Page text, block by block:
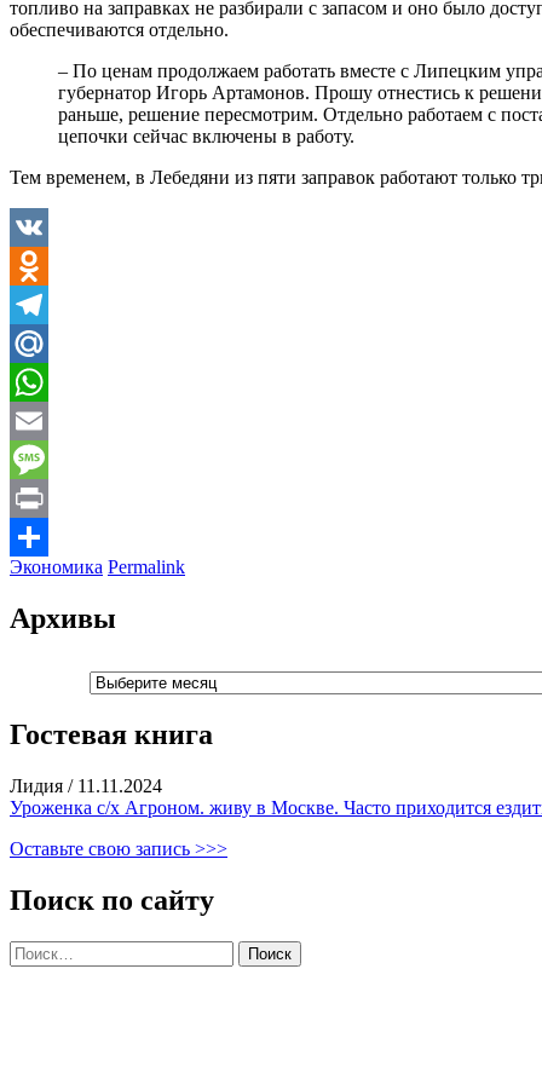
топливо на заправках не разбирали с запасом и оно было
обеспечиваются отдельно.
– По ценам продолжаем работать вместе с Липецким
губернатор Игорь Артамонов. Прошу отнестись к
раньше, решение пересмотрим. Отдельно работаем с
цепочки сейчас включены в работу.
Тем временем, в Лебедяни из пяти заправок работают только
VK
Odnoklassniki
Telegram
Mail.Ru
WhatsApp
Email
Message
Print
Отправить
Экономика Permalink
Архивы
Гостевая книга
Лидия / 11.11.2024
Уроженка с/х Агроном. живу в Москве. Часто приходится
Оставьте свою запись >>>
Поиск по сайту
Найти: